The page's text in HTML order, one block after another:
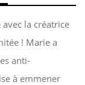
avec la créatrice
! Marie a
anti-
à emmener